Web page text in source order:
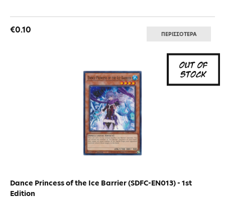
€0.10 ΠΕΡΙΣΣΟΤΕΡΑ
Dance Princess of the Ice Barrier (SDFC-EN013) - 1st
Edition